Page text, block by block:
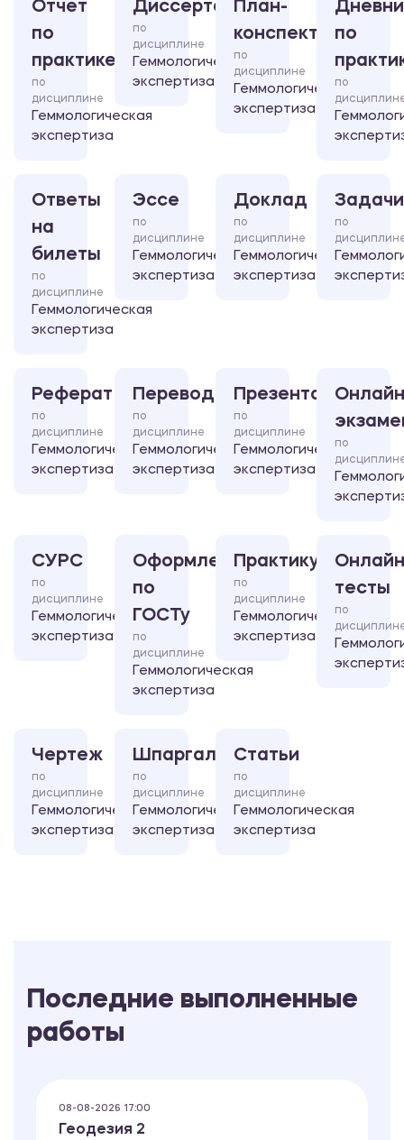
Отчет
по
практике
по
дисциплине
Геммологическая
экспертиза
Диссертация
по
дисциплине
Геммологическая
экспертиза
План-
конспект
по
дисциплине
Геммологическая
экспертиза
по
по
Ответы
на
билеты
по
дисциплине
Геммологическая
экспертиза
Эссе
по
дисциплине
Геммологическая
экспертиза
Доклад
по
дисциплине
Геммологическая
экспертиза
Задачи
по
Реферат
по
дисциплине
Геммологическая
экспертиза
Перевод
по
дисциплине
Геммологическая
экспертиза
Презентация
по
дисциплине
Геммологическая
экспертиза
по
СУРС
по
дисциплине
Геммологическая
экспертиза
Оформление
по
ГОСТу
по
дисциплине
Геммологическая
экспертиза
Практикум
по
дисциплине
Геммологическая
экспертиза
тесты
по
Чертеж
по
дисциплине
Геммологическая
экспертиза
Шпаргалка
по
дисциплине
Геммологическая
экспертиза
Статьи
по
дисциплине
Геммологическая
экспертиза
Последние выполненные
работы
08-08-2026 17:00
Геодезия 2